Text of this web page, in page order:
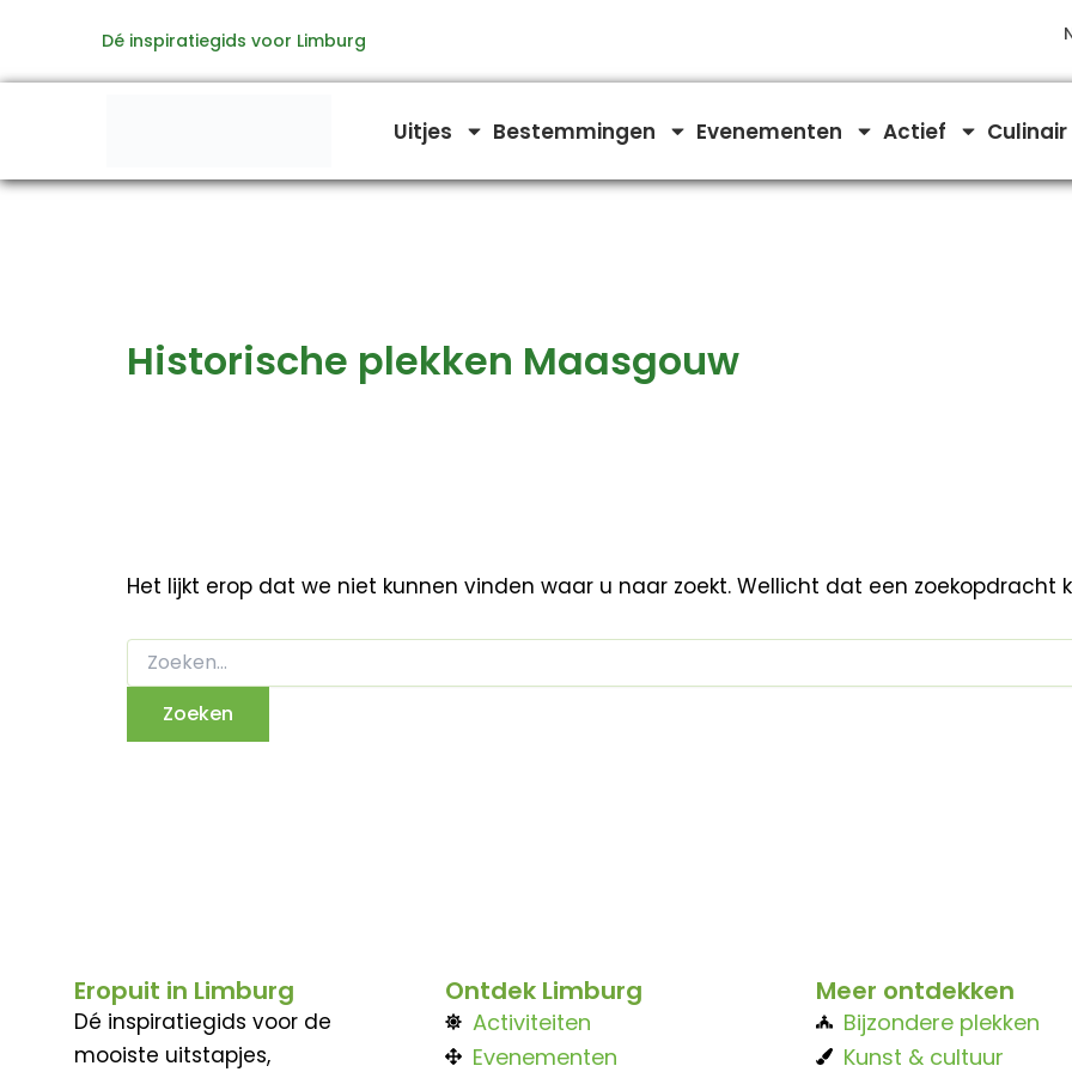
de
Dé inspiratiegids voor Limburg
Uitjes Bestemmingen Evenementen Actief Culinair
Historische plekken Maasgouw
Het lijkt erop dat we niet kunnen vinden waar u naar zoekt. Wellicht dat een zoekopdracht
naar:
Eropuit in Limburg
Dé inspiratiegids voor de
mooiste uitstapjes,
Ontdek Limburg
Activiteiten
Evenementen
Meer ontdekken
Bijzondere plekken
Kunst & cultuur